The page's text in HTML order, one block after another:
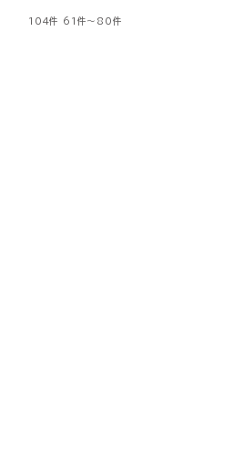
104件 61件～80件